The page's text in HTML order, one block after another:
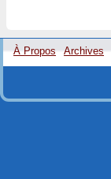
À Propos Archives